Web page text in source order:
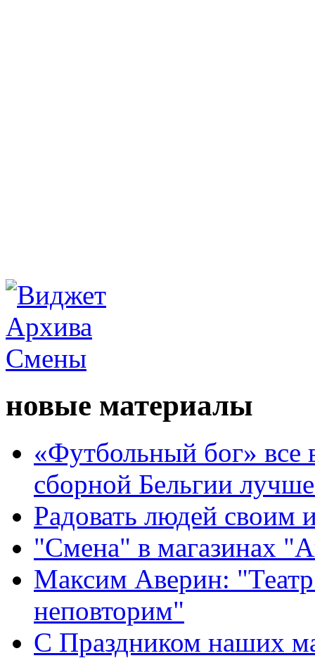
новые материалы
«Футбольный бог» все
сборной Бельгии
Радовать людей своим
"Смена" в магазинах
Максим Аверин:
неповторим"
С Праздником наших